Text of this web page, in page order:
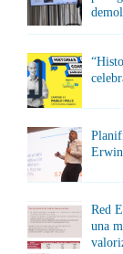
Erwin
Red
una